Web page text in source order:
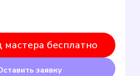
мастера бесплатно
заявку